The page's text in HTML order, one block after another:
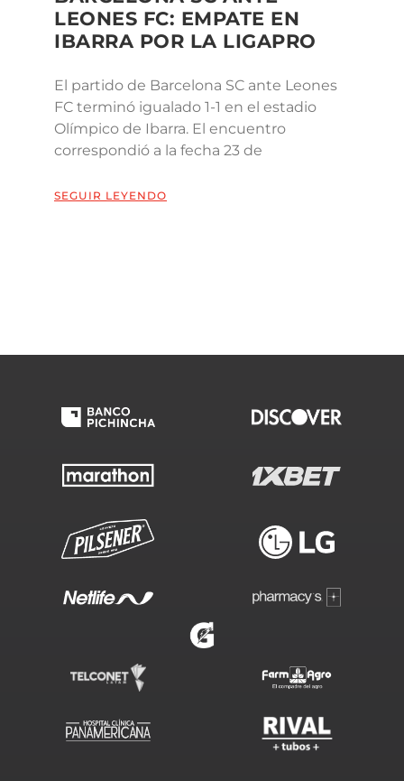
LEONES FC: EMPATE EN
IBARRA POR LA LIGAPRO
El partido de Barcelona SC ante Leones
FC terminó igualado 1-1 en el estadio
Olímpico de Ibarra. El encuentro
correspondió a la fecha 23 de
SEGUIR LEYENDO